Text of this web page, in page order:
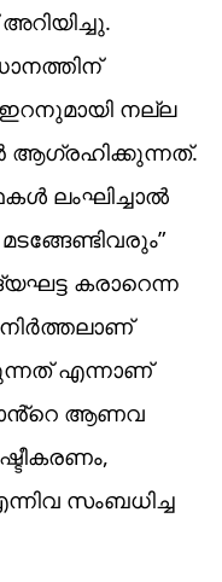
അറിയിച്ചു.
ഇറനുമായി നല്ല
ലംഘിച്ചാൽ
കരാറെന്ന
എന്നാണ്
ആണവ
സംബധിച്ച